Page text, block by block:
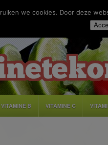
VITAMINE B VITAMINE C
we cookies. Door deze